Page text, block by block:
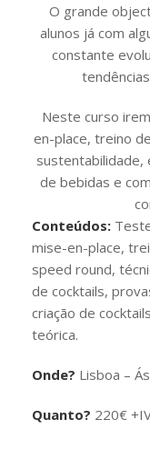
O grande
alunos já com
constante
Neste curso
en-place, treino
sustentabilidade,
de bebidas e
Conteúdos:
mise-en-place,
speed round,
de cocktails,
criação de
teórica.
Onde? Lisboa –
Quanto? 220€